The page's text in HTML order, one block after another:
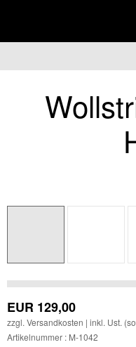
EUR 129,00
zzgl. Versandkosten | inkl. Ust.
Artikelnummer : M-1042